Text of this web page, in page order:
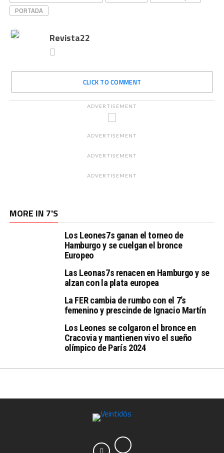
PORTADA
Revista22
CLICK TO COMMENT
ADVERTISEMENT
ADVERTISEMENT
ADVERTISEMENT
ADVERTISEMENT
MORE IN 7'S
Los Leones7s ganan el torneo de
Hamburgo y se cuelgan el bronce
Europeo
Las Leonas7s renacen en Hamburgo y se
alzan con la plata europea
La FER cambia de rumbo con el 7’s
femenino y prescinde de Ignacio Martín
Los Leones se colgaron el bronce en
Cracovia y mantienen vivo el sueño
olímpico de París 2024